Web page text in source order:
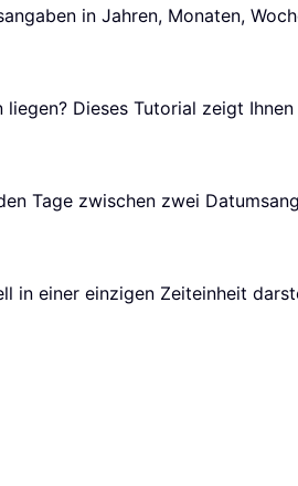
in Jahren, Monaten,
Dieses Tutorial zeigt
Tage zwischen zwei
in einer einzigen Zeiteinheit